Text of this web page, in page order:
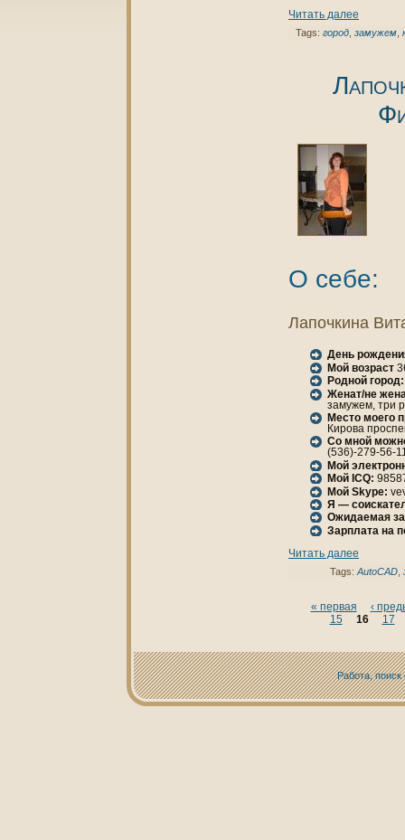
Читать далее
Tags: город, замужем,
О себе:
Лапочкинa
День
Мой возраст
Родной город:
Женaт/не
замужем, три
Место моего
Кирова
Со мной
(536)-279-56-
Мой
Мой ICQ:
Мой Skype:
Я —
Ожидаемая
Зарплата нa
Читать далее
Tags: AutoCAD,
« первая
‹
15
16 17
Работа, поиск